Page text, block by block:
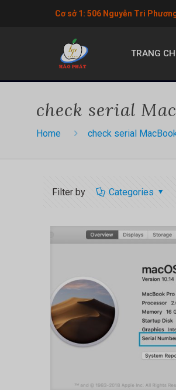
Cơ sở 1: 506 Nguyễn Tri
TRANG
check serial
Home check serial
Filter by Categories